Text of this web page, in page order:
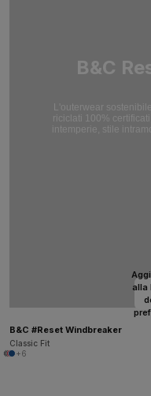
B&C
L'outerwear
riciclati 100%
intemperie, stile
alla
B&C #Reset Windbreaker
Classic Fit
+6